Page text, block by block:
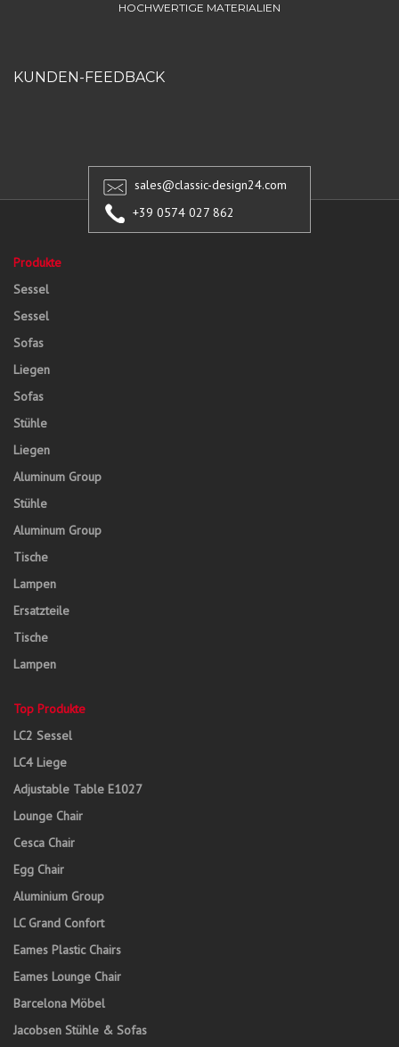
HOCHWERTIGE MATERIALIEN
KUNDEN-FEEDBACK
sales@classic-design24.com
+39 0574 027 862
Produkte
Sessel
Sessel
Sofas
Liegen
Sofas
Stühle
Liegen
Aluminum Group
Stühle
Aluminum Group
Tische
Lampen
Ersatzteile
Tische
Lampen
Top Produkte
LC2 Sessel
LC4 Liege
Adjustable Table E1027
Lounge Chair
Cesca Chair
Egg Chair
Aluminium Group
LC Grand Confort
Eames Plastic Chairs
Eames Lounge Chair
Barcelona Möbel
Jacobsen Stühle & Sofas